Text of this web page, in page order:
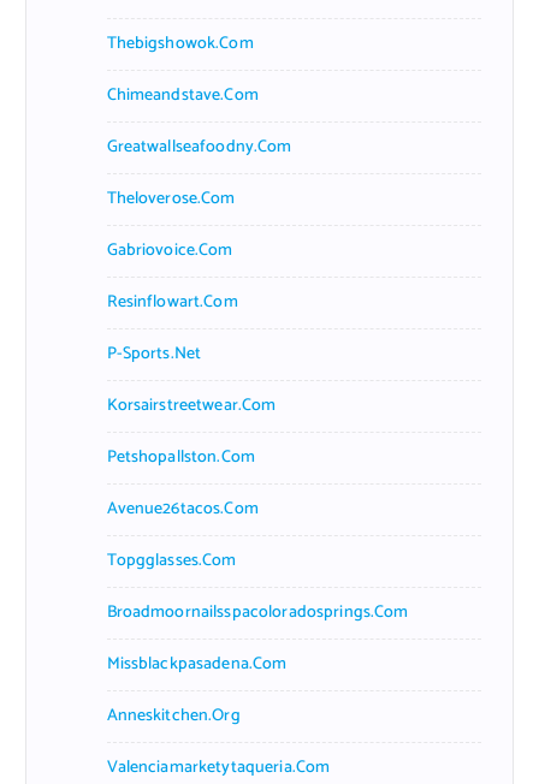
Thebigshowok.com
Chimeandstave.com
Greatwallseafoodny.com
Theloverose.com
Gabriovoice.com
Resinflowart.com
P-Sports.net
Korsairstreetwear.com
Petshopallston.com
Avenue26tacos.com
Topgglasses.com
Broadmoornailsspacoloradosprings.com
Missblackpasadena.com
Anneskitchen.org
Valenciamarketytaqueria.com